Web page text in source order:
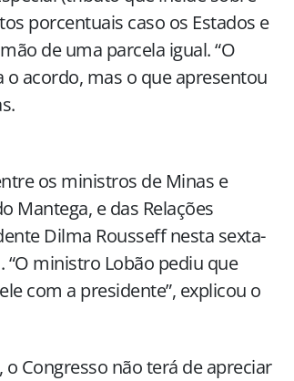
porcentuais caso os Estados e
de uma parcela igual. “O
acordo, mas o que apresentou
os ministros de Minas e
Mantega, e das Relações
Dilma Rousseff nesta sexta-
“O ministro Lobão pediu que
com a presidente”, explicou o
Congresso não terá de apreciar